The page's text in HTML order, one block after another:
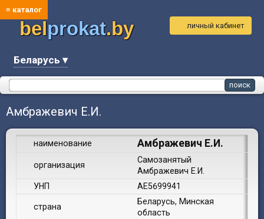
≡ каталог
belprokat.by
Беларусь ▾
личный кабинет
Амбражевич Е.И.
наименование Амбражевич Е.И.
организация
Самозанятый
Амбражевич Е.И.
УНП
AE5699941
страна
Беларусь, Минская
область